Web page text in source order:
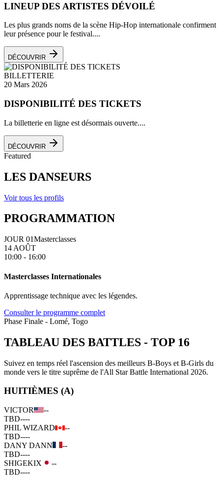
LINEUP DES ARTISTES DÉVOILÉ
Les plus grands noms de la scène Hip-Hop internationale confirment
leur présence pour le festival....
DÉCOUVRIR
BILLETTERIE
20 Mars 2026
DISPONIBILITÉ DES TICKETS
La billetterie en ligne est désormais ouverte....
DÉCOUVRIR
Featured
LES DANSEURS
Voir tous les profils
PROGRAMMATION
JOUR 01Masterclasses
14 AOÛT
10:00 - 16:00
Masterclasses Internationales
Apprentissage technique avec les légendes.
Consulter le programme complet
Phase Finale - Lomé, Togo
TABLEAU DES BATTLES - TOP 16
Suivez en temps réel l'ascension des meilleurs B-Boys et B-Girls du
monde vers le titre suprême de l'All Star Battle International 2026.
HUITIÈMES (A)
VICTOR
--
TBD----
PHIL WIZARD
--
TBD----
DANY DANN
--
TBD----
SHIGEKIX
--
TBD----